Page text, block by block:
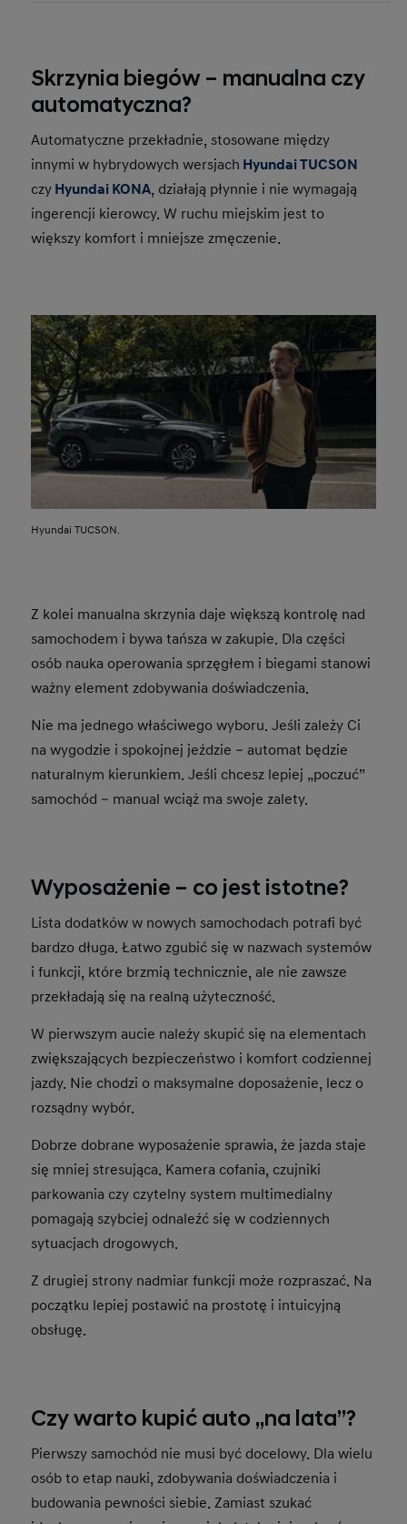
Skrzynia biegów – manualna czy
automatyczna?
Automatyczne przekładnie, stosowane między
innymi w hybrydowych wersjach Hyundai TUCSON
czy Hyundai KONA, działają płynnie i nie wymagają
ingerencji kierowcy. W ruchu miejskim jest to
większy komfort i mniejsze zmęczenie.
Hyundai TUCSON.
Z kolei manualna skrzynia daje większą kontrolę nad
samochodem i bywa tańsza w zakupie. Dla części
osób nauka operowania sprzęgłem i biegami stanowi
ważny element zdobywania doświadczenia.
Nie ma jednego właściwego wyboru. Jeśli zależy Ci
na wygodzie i spokojnej jeździe – automat będzie
naturalnym kierunkiem. Jeśli chcesz lepiej „poczuć”
samochód – manual wciąż ma swoje zalety.
Wyposażenie – co jest istotne?
Lista dodatków w nowych samochodach potrafi być
bardzo długa. Łatwo zgubić się w nazwach systemów
i funkcji, które brzmią technicznie, ale nie zawsze
przekładają się na realną użyteczność.
W pierwszym aucie należy skupić się na elementach
zwiększających bezpieczeństwo i komfort codziennej
jazdy. Nie chodzi o maksymalne doposażenie, lecz o
rozsądny wybór.
Dobrze dobrane wyposażenie sprawia, że jazda staje
się mniej stresująca. Kamera cofania, czujniki
parkowania czy czytelny system multimedialny
pomagają szybciej odnaleźć się w codziennych
sytuacjach drogowych.
Z drugiej strony nadmiar funkcji może rozpraszać. Na
początku lepiej postawić na prostotę i intuicyjną
obsługę.
Czy warto kupić auto „na lata”?
Pierwszy samochód nie musi być docelowy. Dla wielu
osób to etap nauki, zdobywania doświadczenia i
budowania pewności siebie. Zamiast szukać